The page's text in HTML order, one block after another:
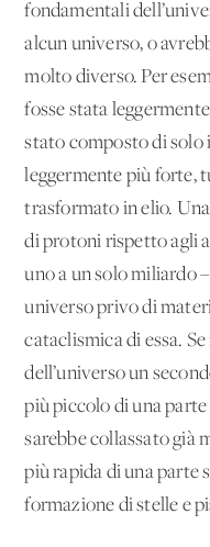
fondamentali
alcun universo, o
molto diverso. Per
fosse stata
stato composto di solo
leggermente più forte,
trasformato in elio.
di protoni rispetto agli
uno a un solo miliardo
universo privo di
cataclismica di essa.
dell’universo un
più piccolo di una
sarebbe collassato già
più rapida di una parte
formazione di stelle e